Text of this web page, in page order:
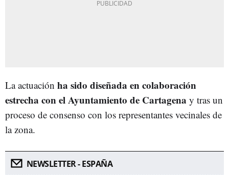
La actuación ha sido diseñada en colaboración
estrecha con el Ayuntamiento de Cartagena y tras un
proceso de consenso con los representantes vecinales de
la zona.
NEWSLETTER - ESPAÑA